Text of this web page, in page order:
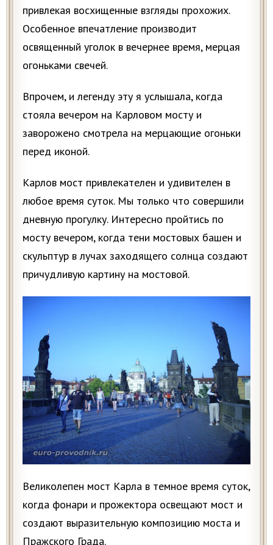
привлекая восхищенные взгляды прохожих.
Особенное впечатление производит
освященный уголок в вечернее время, мерцая
огоньками свечей.
Впрочем, и легенду эту я услышала, когда
стояла вечером на Карловом мосту и
заворожено смотрела на мерцающие огоньки
перед иконой.
Карлов мост привлекателен и удивителен в
любое время суток. Мы только что совершили
дневную прогулку. Интересно пройтись по
мосту вечером, когда тени мостовых башен и
скульптур в лучах заходящего солнца создают
причудливую картину на мостовой.
Великолепен мост Карла в темное время суток,
когда фонари и прожектора освещают мост и
создают выразительную композицию моста и
Пражского Града.